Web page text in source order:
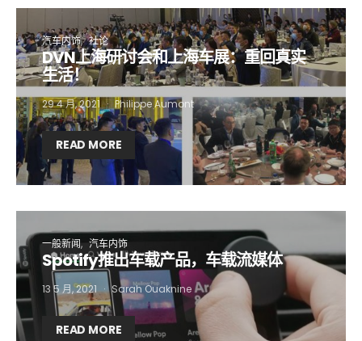
汽车内饰 社论
DVN上海研讨会和上海车展：重回真实
生活！
29 4 月, 2021 Philippe Aumont
READ MORE
一般新闻 汽车内饰
Spotify推出车载产品，车载流媒体
13 5 月, 2021 Sarah Ouaknine
READ MORE